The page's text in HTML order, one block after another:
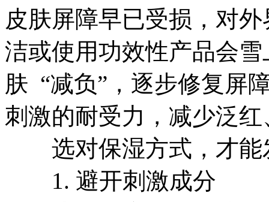
皮肤屏障早已受损，对
洁或使用功效性产品会
肤 “减负”，逐步修复屏
刺激的耐受力，减少泛
选对保湿方式，才能
1. 避开刺激成分